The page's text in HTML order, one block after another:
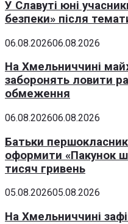
У Славуті юні
безпеки» після
06.08.202606.08.2026
На Хмельниччині
заборонять ловити
обмеження
06.08.202606.08.2026
Батьки
оформити «Пакунок
тисяч гривень
05.08.202605.08.2026
На Хмельниччині